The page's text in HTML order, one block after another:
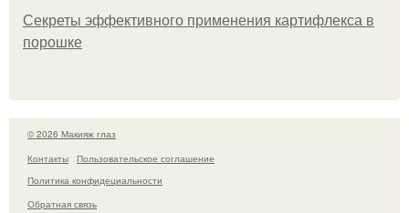
Секреты эффективного применения картифлекса в
порошке
© 2026 Макияж глаз
Контакты
Пользовательское соглашение
Политика конфидециальности
Обратная связь